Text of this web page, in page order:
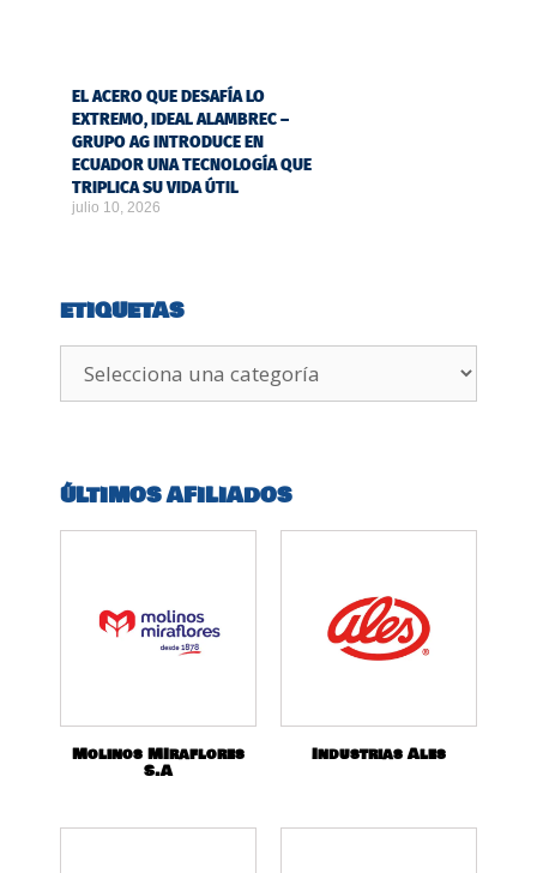
EL ACERO QUE DESAFÍA LO
EXTREMO, IDEAL ALAMBREC –
GRUPO AG INTRODUCE EN
ECUADOR UNA TECNOLOGÍA QUE
TRIPLICA SU VIDA ÚTIL
julio 10, 2026
ETIQUETAS
ÚLTIMOS AFILIADOS
Molinos MIraflores
S.A
Industrias Ales